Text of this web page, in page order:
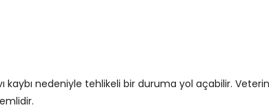
kaybı nedeniyle tehlikeli bir duruma yol açabilir.